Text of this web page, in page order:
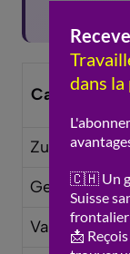
Canton
Zurich
Geneve
Vaud